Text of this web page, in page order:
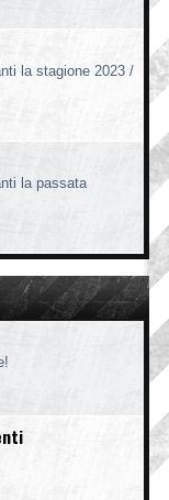
la stagione 2023 /
la passata